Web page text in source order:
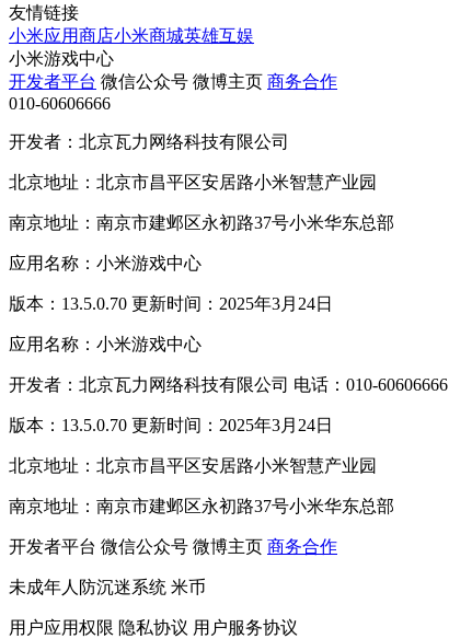
友情链接
小米应用商店小米商城英雄互娱
小米游戏中心
开发者平台 微信公众号 微博主页 商务合作
010-60606666
开发者：北京瓦力网络科技有限公司
北京地址：北京市昌平区安居路小米智慧产业园
南京地址：南京市建邺区永初路37号小米华东总部
应用名称：小米游戏中心
版本：13.5.0.70 更新时间：2025年3月24日
应用名称：小米游戏中心
开发者：北京瓦力网络科技有限公司 电话：010-60606666
版本：13.5.0.70 更新时间：2025年3月24日
北京地址：北京市昌平区安居路小米智慧产业园
南京地址：南京市建邺区永初路37号小米华东总部
开发者平台 微信公众号 微博主页 商务合作
未成年人防沉迷系统 米币
用户应用权限 隐私协议 用户服务协议